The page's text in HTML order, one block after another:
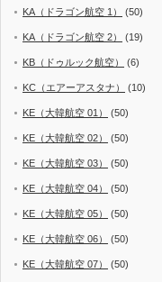
KA（ドラゴン航空 1） (50)
KA（ドラゴン航空 2） (19)
KB（ドゥルック航空） (6)
KC（エアーアスタナ） (10)
KE（大韓航空 01） (50)
KE（大韓航空 02） (50)
KE（大韓航空 03） (50)
KE（大韓航空 04） (50)
KE（大韓航空 05） (50)
KE（大韓航空 06） (50)
KE（大韓航空 07） (50)